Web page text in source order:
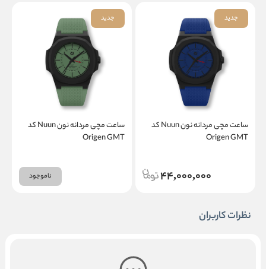
جدید
ساعت مچی مردانه نون Nuun کد
Origen GMT
44,000,000
جدید
ساعت مچی مردانه نون Nuun کد
Origen GMT
ناموجود
نظرات کاربران